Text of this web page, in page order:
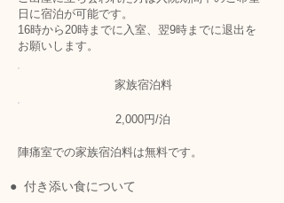
日に宿泊が可能です。
16時から20時までに入室、翌9時までに退出を
お願いします。
家族宿泊料
2,000円/泊
陣痛室での家族宿泊料は無料です。
● 付き添い食について